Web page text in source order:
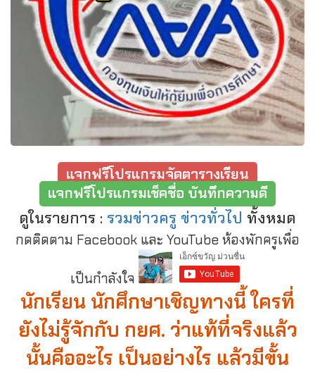
แจกฟรีโปรแกรมจัดตารางเรียน
แจกฟรีโปรแกรมเช็คชื่อ บันทึกความดี
ดูในรายการ : รวมข่าวครู ข่าวทั่วไป ทั้งหมด
กดติดตาม Facebook และ YouTube ห้องพักครูเพื่อ
เป็นกำลังใจ
นักเรียน นักศึกษาเชิญทางนี้ ใครที่
ยังไม่รู้จักกับ กยศ. ว่าแท้ที่จริงแล้ว
นั้นคืออะไร เป็นอย่างไร แล้วมีขั้น